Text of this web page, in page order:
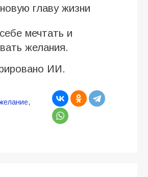
главу жизни
мечтать и
желания.
ИИ.
,